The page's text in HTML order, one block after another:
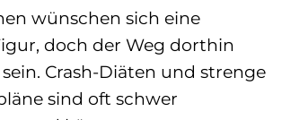
wünschen sich eine
doch der Weg dorthin
Crash-Diäten und strenge
sind oft schwer